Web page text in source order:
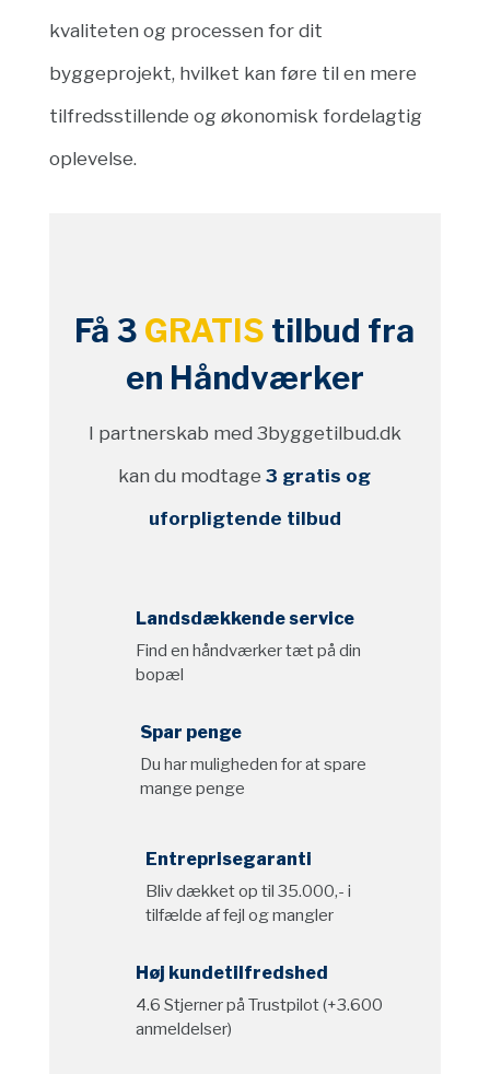
kvaliteten og processen for dit
byggeprojekt, hvilket kan føre til en mere
tilfredsstillende og økonomisk fordelagtig
oplevelse.
Få 3 GRATIS tilbud fra
en Håndværker
I partnerskab med 3byggetilbud.dk
kan du modtage3 gratis og
uforpligtende tilbud
Landsdækkende service
Find en håndværker tæt på din
bopæl
Spar penge
Du har muligheden for at spare
mange penge
Entreprisegaranti
Bliv dækket op til 35.000,- i
tilfælde af fejl og mangler
Høj kundetilfredshed
4.6 Stjerner på Trustpilot (+3.600
anmeldelser)